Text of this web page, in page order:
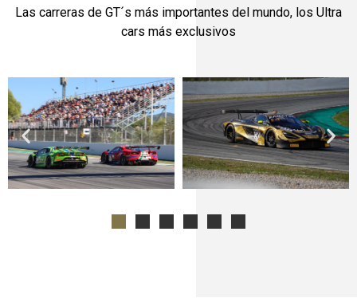
Las carreras de GT´s más importantes del mundo, los Ultra
cars más exclusivos